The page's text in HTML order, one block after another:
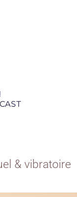
& vibratoire